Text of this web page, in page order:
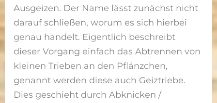
Ausgeizen. Der Name lässt zunächst nicht
darauf schließen, worum es sich hierbei
genau handelt. Eigentlich beschreibt
dieser Vorgang einfach das Abtrennen von
kleinen Trieben an den Pflänzchen,
genannt werden diese auch Geiztriebe.
Dies geschieht durch Abknicken /